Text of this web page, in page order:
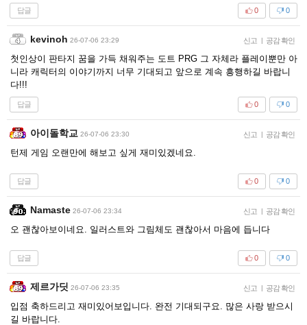
답글 0
0
kevinoh 26-07-06 23:29 신고 | 공감 확인
첫인상이 판타지 꿈을 가득 채워주는 도트 PRG 그 자체라 플레이뿐만 아
니라 캐릭터의 이야기까지 너무 기대되고 앞으로 계속 흥행하길 바랍니
다!!!
답글 0
0
아이돌학교 26-07-06 23:30 신고 | 공감 확인
턴제 게임 오랜만에 해보고 싶게 재미있겠네요.
답글 0
0
Namaste 26-07-06 23:34 신고 | 공감 확인
오 괜찮아보이네요. 일러스트와 그림체도 괜찮아서 마음에 듭니다
답글 0
0
제르가딧 26-07-06 23:35 신고 | 공감 확인
입점 축하드리고 재미있어보입니다. 완전 기대되구요. 많은 사랑 받으시
길 바랍니다.